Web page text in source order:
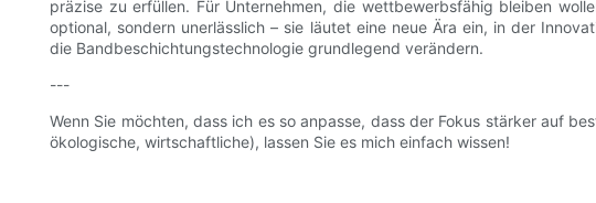
präzise zu erfüllen. Für Unternehmen, die wettbewerbsfähig bleiben
optional, sondern unerlässlich – sie läutet eine neue Ära ein, in der
die Bandbeschichtungstechnologie grundlegend verändern.
---
Wenn Sie möchten, dass ich es so anpasse, dass der Fokus stärker auf
ökologische, wirtschaftliche), lassen Sie es mich einfach wissen!